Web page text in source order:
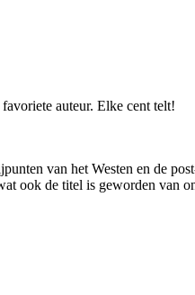
auteur. Elke cent telt!
van het Westen en de
ook de titel is geworden van